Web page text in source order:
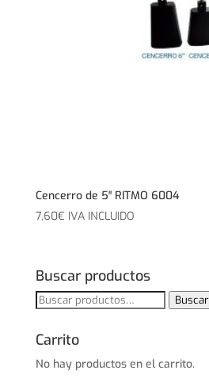
Cencerro de 5″ RITMO 6004
7,60€ IVA INCLUIDO
Buscar productos
Buscar
Buscar
Carrito
No hay productos en el carrito.